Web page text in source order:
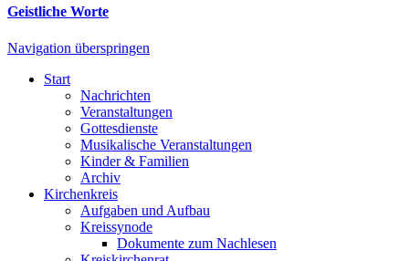
Geistliche Worte
Navigation überspringen
Start
Nachrichten
Veranstaltungen
Gottesdienste
Musikalische Veranstaltungen
Kinder & Familien
Archiv
Kirchenkreis
Aufgaben und Aufbau
Kreissynode
Dokumente zum Nachlesen